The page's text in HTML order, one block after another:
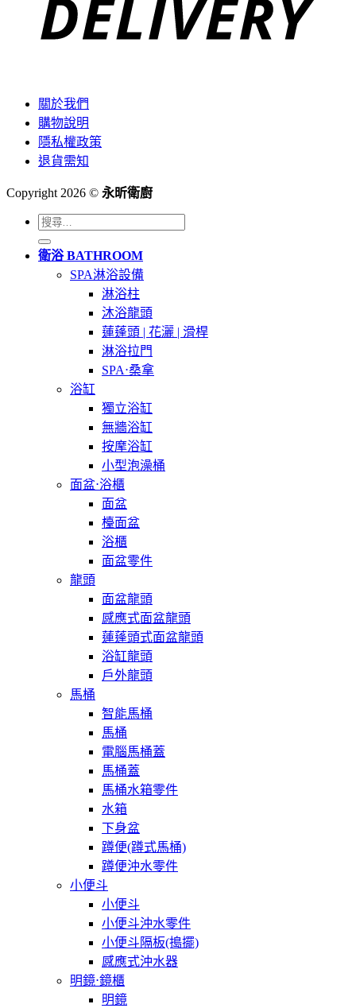
關於我們
購物說明
隱私權政策
退貨需知
Copyright 2026 © 永昕衛廚
搜
尋
關
衛浴 BATHROOM
SPA淋浴設備
淋浴柱
沐浴龍頭
蓮蓬頭 | 花灑 | 滑桿
淋浴拉門
SPA⋅桑拿
浴缸
獨立浴缸
無牆浴缸
按摩浴缸
小型泡澡桶
面盆⋅浴櫃
面盆
檯面盆
浴櫃
面盆零件
龍頭
面盆龍頭
感應式面盆龍頭
蓮蓬頭式面盆龍頭
浴缸龍頭
戶外龍頭
馬桶
智能馬桶
馬桶
電腦馬桶蓋
馬桶蓋
馬桶水箱零件
水箱
下身盆
蹲便(蹲式馬桶)
蹲便沖水零件
小便斗
小便斗
小便斗沖水零件
小便斗隔板(搗擺)
感應式沖水器
明鏡⋅鏡櫃
明鏡